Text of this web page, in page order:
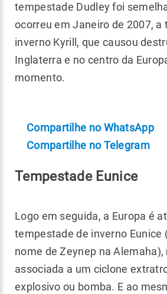
tempestade Dudley foi
ocorreu em Janeiro de 2007, a
inverno Kyrill, que causou
Inglaterra e no centro da
momento.
Compartilhe no WhatsApp
Compartilhe no Telegram
Tempestade Eunice
Logo em seguida, a Europa é
tempestade de inverno Eunice
nome de Zeynep na
associada a um ciclone
explosivo ou bomba. E ao